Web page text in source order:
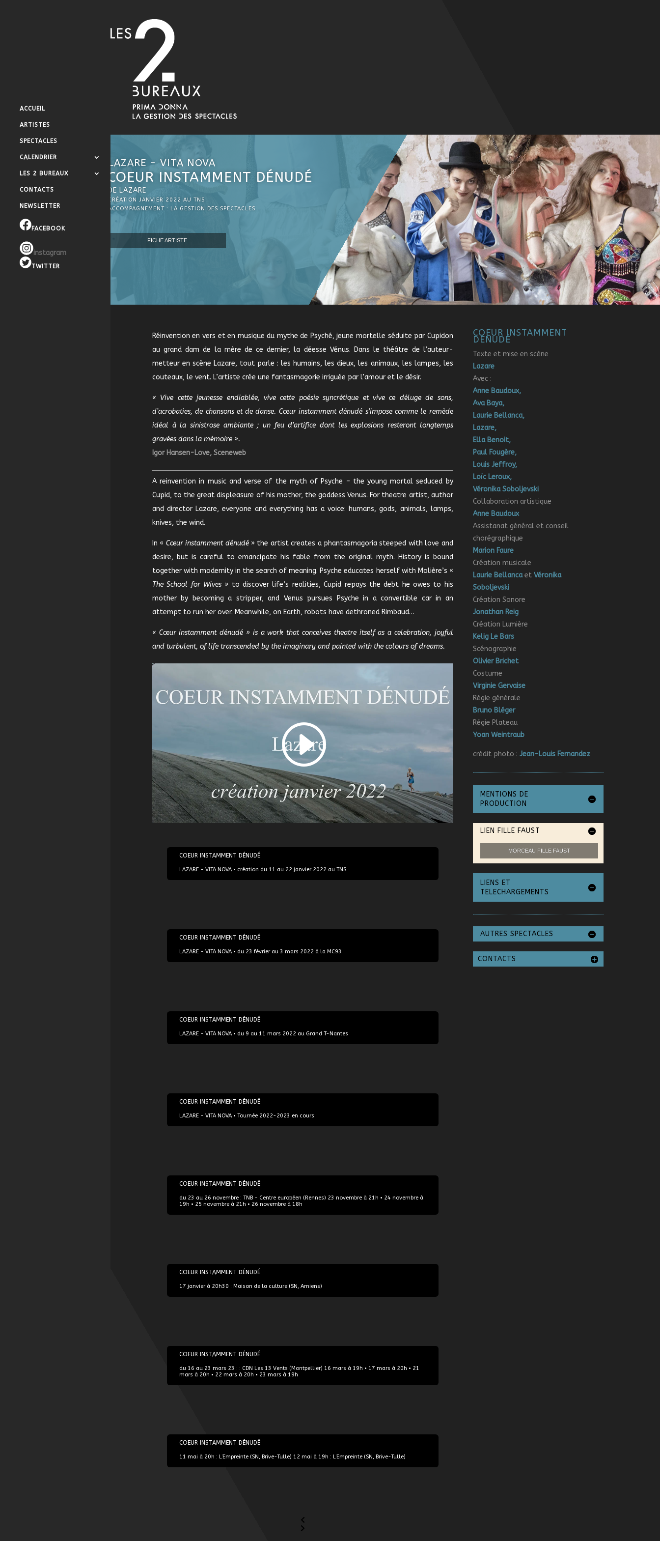
ACCUEIL
ARTISTES
SPECTACLES
CALENDRIER
LES 2 BUREAUX
CONTACTS
NEWSLETTER
FACEBOOK
instagram
TWITTER
LAZARE - VITA NOVA
COEUR INSTAMMENT DÉNUDÉ
DE LAZARE
CRÉATION JANVIER 2022 AU TNS
ACCOMPAGNEMENT : LA GESTION DES SPECTACLES
FICHE ARTISTE
Réinvention en vers et en musique du mythe de Psyché, jeune mortelle séduite par Cupidon
au grand dam de la mère de ce dernier, la déesse Vénus. Dans le théâtre de l’auteur-
metteur en scène Lazare, tout parle : les humains, les dieux, les animaux, les lampes, les
couteaux, le vent. L’artiste crée une fantasmagorie irriguée par l’amour et le désir.
« Vive cette jeunesse endiablée, vive cette poésie syncrétique et vive ce déluge de sons,
d’acrobaties, de chansons et de danse. Cœur instamment dénudé s’impose comme le remède
idéal à la sinistrose ambiante ; un feu d’artifice dont les explosions resteront longtemps
gravées dans la mémoire ».
Igor Hansen-Love, Sceneweb
A reinvention in music and verse of the myth of Psyche – the young mortal seduced by
Cupid, to the great displeasure of his mother, the goddess Venus. For theatre artist, author
and director Lazare, everyone and everything has a voice: humans, gods, animals, lamps,
knives, the wind.
In « Cœur instamment dénudé» the artist creates a phantasmagoria steeped with love and
desire, but is careful to emancipate his fable from the original myth. History is bound
together with modernity in the search of meaning. Psyche educates herself with Molière’s «
The School for Wives » to discover life’s realities, Cupid repays the debt he owes to his
mother by becoming a stripper, and Venus pursues Psyche in a convertible car in an
attempt to run her over. Meanwhile, on Earth, robots have dethroned Rimbaud…
« Cœur instamment dénudé » is a work that conceives theatre itself as a celebration, joyful
and turbulent, of life transcended by the imaginary and painted with the colours of dreams.
11/01/2022
COEUR INSTAMMENT DÉNUDÉ
LAZARE - VITA NOVA • création du 11 au 22 janvier 2022 au TNS
23/02/2022
COEUR INSTAMMENT DÉNUDÉ
LAZARE - VITA NOVA • du 23 février au 3 mars 2022 à la MC93
09/03/2022
COEUR INSTAMMENT DÉNUDÉ
LAZARE - VITA NOVA • du 9 au 11 mars 2022 au Grand T-Nantes
01/06/2022
COEUR INSTAMMENT DÉNUDÉ
LAZARE - VITA NOVA • Tournée 2022-2023 en cours
23/11/2022
COEUR INSTAMMENT DÉNUDÉ
du 23 au 26 novembre : TNB - Centre européen (Rennes) 23 novembre à 21h • 24 novembre à
19h • 25 novembre à 21h • 26 novembre à 18h
17/01/2023
COEUR INSTAMMENT DÉNUDÉ
17 janvier à 20h30 : Maison de la culture (SN, Amiens)
16/03/2023
COEUR INSTAMMENT DÉNUDÉ
du 16 au 23 mars 23 : : CDN Les 13 Vents (Montpellier) 16 mars à 19h • 17 mars à 20h • 21
mars à 20h • 22 mars à 20h • 23 mars à 19h
11/05/2023
COEUR INSTAMMENT DÉNUDÉ
11 mai à 20h : L’Empreinte (SN, Brive-Tulle) 12 mai à 19h : L’Empreinte (SN, Brive-Tulle)
COEUR INSTAMMENT
DÉNUDÉ
Texte et mise en scène
Lazare
Avec :
Anne Baudoux,
Ava Baya,
Laurie Bellanca,
Lazare,
Ella Benoit,
Paul Fougère,
Louis Jeffroy,
Loïc Leroux,
Véronika Soboljevski
Collaboration artistique
Anne Baudoux
Assistanat général et conseil
chorégraphique
Marion Faure
Création musicale
Laurie Bellancaet Véronika
Soboljevski
Création Sonore
Jonathan Reig
Création Lumière
Kelig Le Bars
Scénographie
Olivier Brichet
Costume
Virginie Gervaise
Régie générale
Bruno Bléger
Régie Plateau
Yoan Weintraub
crédit photo : Jean-Louis Fernandez
MENTIONS DE
PRODUCTION
LIEN FILLE FAUST
MORCEAU FILLE FAUST
LIENS ET
TELECHARGEMENTS
AUTRES SPECTACLES
CONTACTS